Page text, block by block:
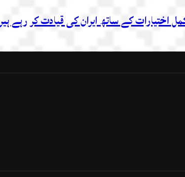
اختیارات کے ساتھ ایران کی قیادت کر رہے